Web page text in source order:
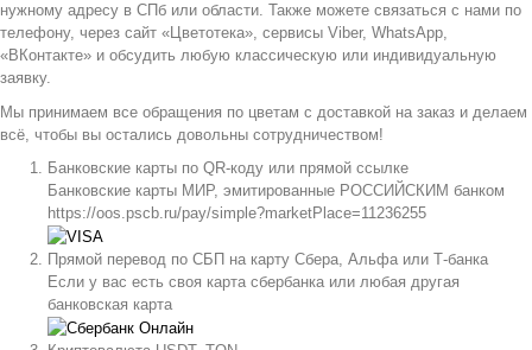
нужному адресу в СПб или области. Также можете связаться с нами по
телефону, через сайт «Цветотека», сервисы Viber, WhatsApp,
«ВКонтакте» и обсудить любую классическую или индивидуальную
заявку.
Мы принимаем все обращения по цветам с доставкой на заказ и делаем
всё, чтобы вы остались довольны сотрудничеством!
Банковские карты по QR-коду или прямой ссылке
Банковские карты МИР, эмитированные РОССИЙСКИМ банком
https://oos.pscb.ru/pay/simple?marketPlace=11236255
Прямой перевод по СБП на карту Сбера, Альфа или Т-банка
Если у вас есть своя карта сбербанка или любая другая
банковская карта